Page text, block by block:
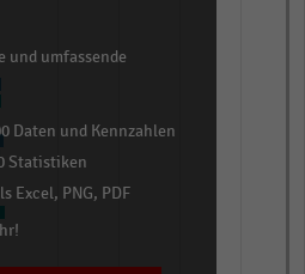
und umfassende
Daten und Kennzahlen
Statistiken
Excel, PNG, PDF